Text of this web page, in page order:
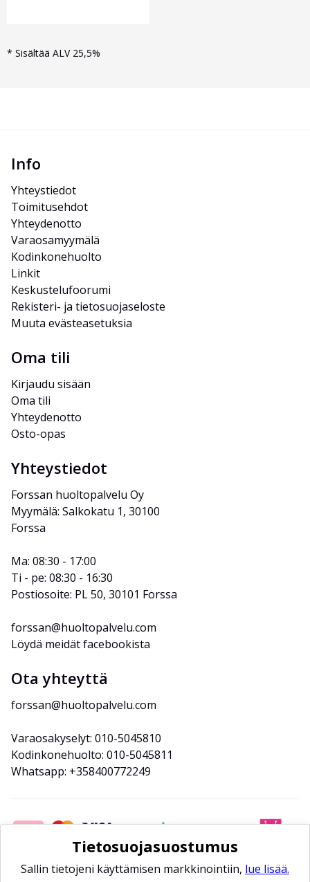
* Sisältää ALV 25,5%
Info
Yhteystiedot
Toimitusehdot
Yhteydenotto
Varaosamyymälä
Kodinkonehuolto
Linkit
Keskustelufoorumi
Rekisteri- ja tietosuojaseloste
Muuta evästeasetuksia
Oma tili
Kirjaudu sisään
Oma tili
Yhteydenotto
Osto-opas
Yhteystiedot
Forssan huoltopalvelu Oy
Myymälä: Salkokatu 1, 30100
Forssa
Ma: 08:30 - 17:00
Ti - pe: 08:30 - 16:30
Postiosoite: PL 50, 30101 Forssa
forssan@huoltopalvelu.com
Löydä meidät facebookista
Ota yhteyttä
forssan@huoltopalvelu.com
Varaosakyselyt: 010-5045810
Kodinkonehuolto: 010-5045811
Whatsapp: +358400772249
Tietosuojasuostumus
Sallin tietojeni käyttämisen markkinointiin, lue lisää.